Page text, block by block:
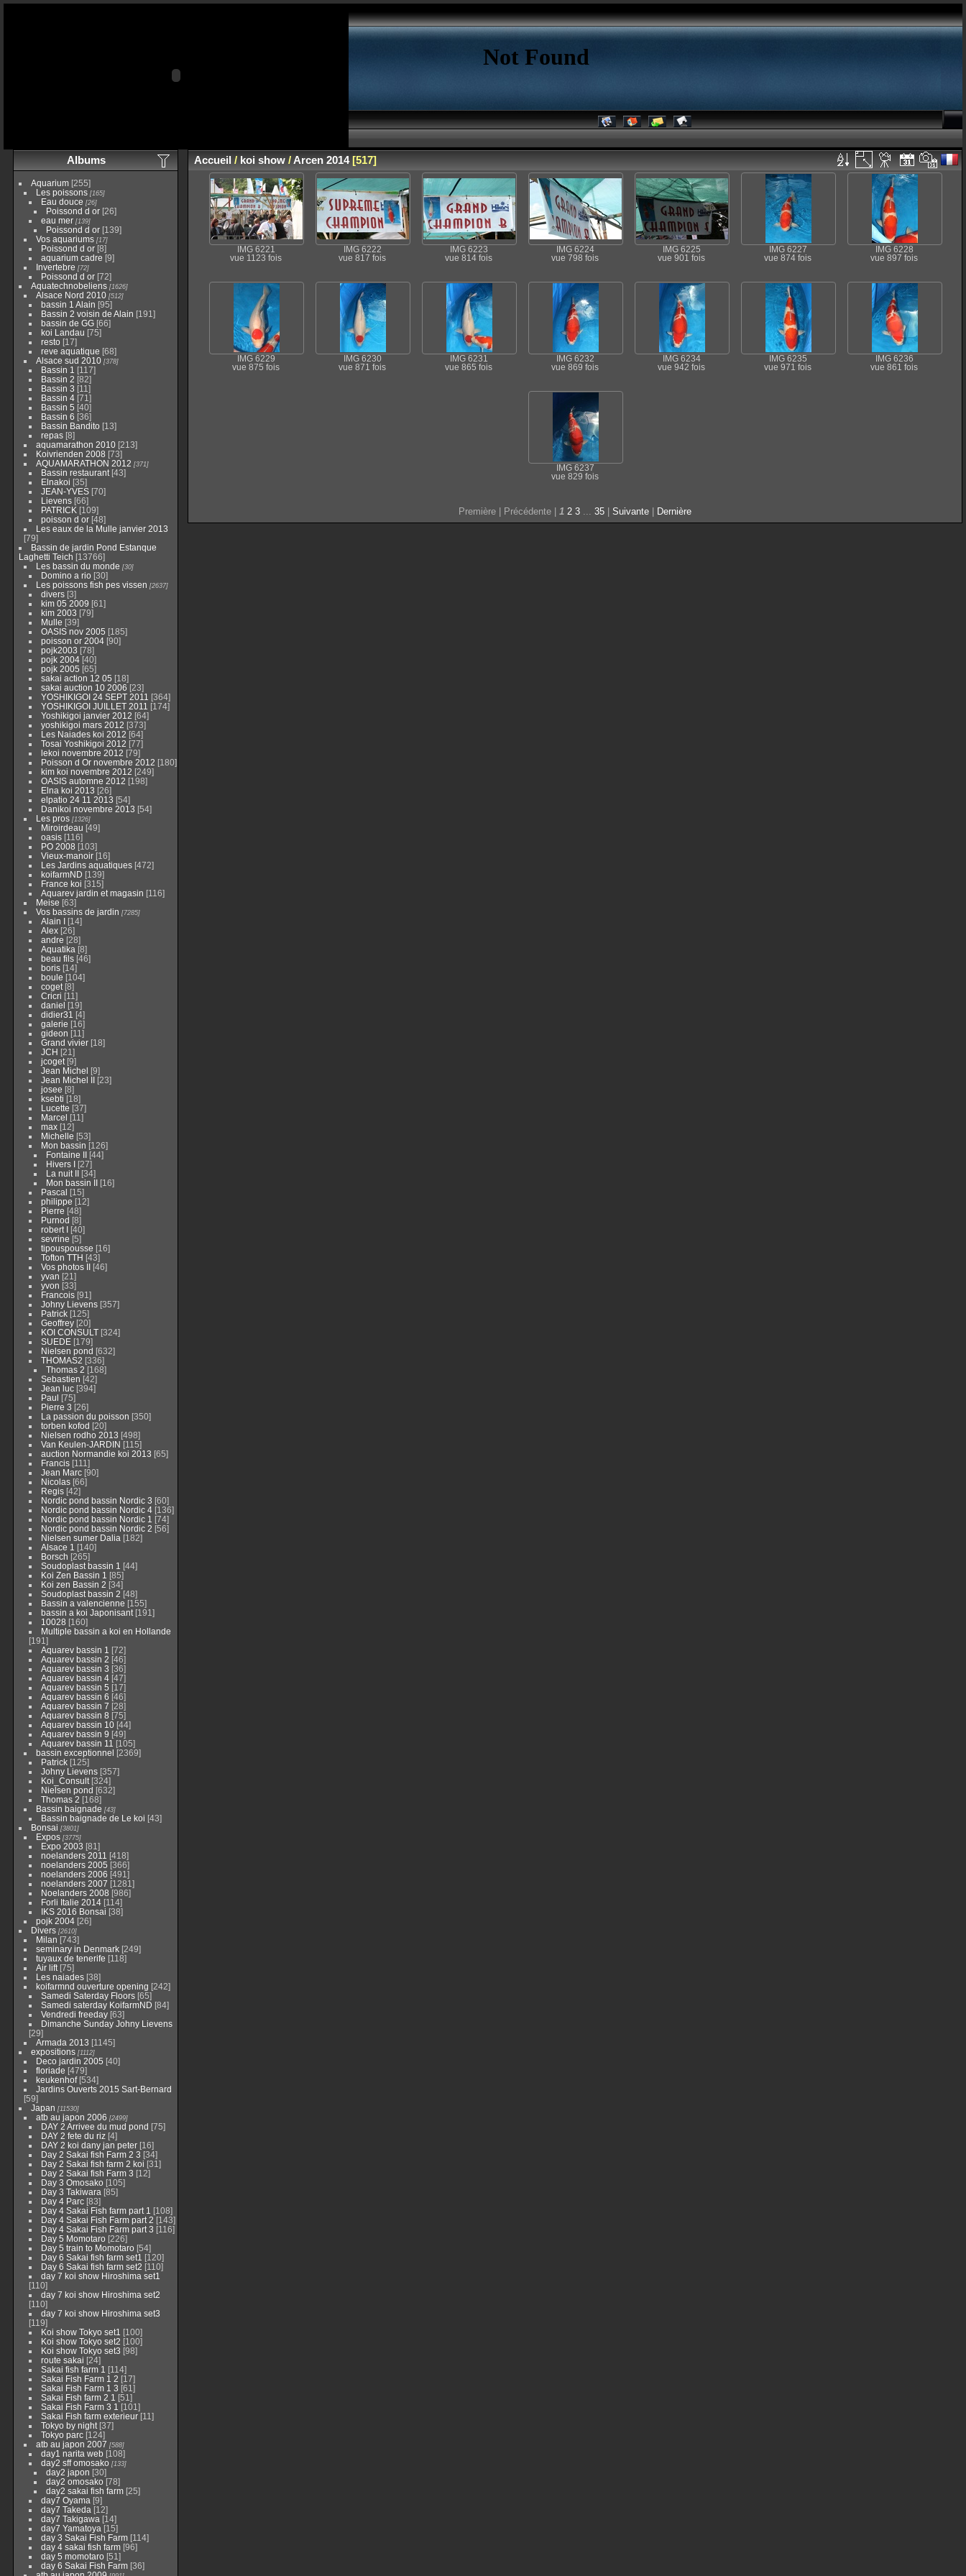
Albums
Aquarium [255]
Les poissons [165]
Eau douce [26]
Poissond d or [26]
eau mer [139]
Poissond d or [139]
Vos aquariums [17]
Poissond d or [8]
aquarium cadre [9]
Invertebre [72]
Poissond d or [72]
Aquatechnobeliens [1626]
Alsace Nord 2010 [512]
bassin 1 Alain [95]
Bassin 2 voisin de Alain [191]
bassin de GG [66]
koi Landau [75]
resto [17]
reve aquatique [68]
Alsace sud 2010 [378]
Bassin 1 [117]
Bassin 2 [82]
Bassin 3 [11]
Bassin 4 [71]
Bassin 5 [40]
Bassin 6 [36]
Bassin Bandito [13]
repas [8]
aquamarathon 2010 [213]
Koivrienden 2008 [73]
AQUAMARATHON 2012 [371]
Bassin restaurant [43]
Elnakoi [35]
JEAN-YVES [70]
Lievens [66]
PATRICK [109]
poisson d or [48]
Les eaux de la Mulle janvier 2013
[79]
Bassin de jardin Pond Estanque
Laghetti Teich [13766]
Les bassin du monde [30]
Domino a rio [30]
Les poissons fish pes vissen [2637]
divers [3]
kim 05 2009 [61]
kim 2003 [79]
Mulle [39]
OASIS nov 2005 [185]
poisson or 2004 [90]
pojk2003 [78]
pojk 2004 [40]
pojk 2005 [65]
sakai action 12 05 [18]
sakai auction 10 2006 [23]
YOSHIKIGOI 24 SEPT 2011 [364]
YOSHIKIGOI JUILLET 2011 [174]
Yoshikigoi janvier 2012 [64]
yoshikigoi mars 2012 [373]
Les Naiades koi 2012 [64]
Tosai Yoshikigoi 2012 [77]
lekoi novembre 2012 [79]
Poisson d Or novembre 2012 [180]
kim koi novembre 2012 [249]
OASIS automne 2012 [198]
Elna koi 2013 [26]
elpatio 24 11 2013 [54]
Danikoi novembre 2013 [54]
Les pros [1326]
Miroirdeau [49]
oasis [116]
PO 2008 [103]
Vieux-manoir [16]
Les Jardins aquatiques [472]
koifarmND [139]
France koi [315]
Aquarev jardin et magasin [116]
Meise [63]
Vos bassins de jardin [7285]
Alain I [14]
Alex [26]
andre [28]
Aquatika [8]
beau fils [46]
boris [14]
boule [104]
coget [8]
Cricri [11]
daniel [19]
didier31 [4]
galerie [16]
gideon [11]
Grand vivier [18]
JCH [21]
jcoget [9]
Jean Michel [9]
Jean Michel II [23]
josee [8]
ksebti [18]
Lucette [37]
Marcel [11]
max [12]
Michelle [53]
Mon bassin [126]
Fontaine II [44]
Hivers I [27]
La nuit II [34]
Mon bassin II [16]
Pascal [15]
philippe [12]
Pierre [48]
Purnod [8]
robert I [40]
sevrine [5]
tipouspousse [16]
Tofton TTH [43]
Vos photos II [46]
yvan [21]
yvon [33]
Francois [91]
Johny Lievens [357]
Patrick [125]
Geoffrey [20]
KOI CONSULT [324]
SUEDE [179]
Nielsen pond [632]
THOMAS2 [336]
Thomas 2 [168]
Sebastien [42]
Jean luc [394]
Paul [75]
Pierre 3 [26]
La passion du poisson [350]
torben kofod [20]
Nielsen rodho 2013 [498]
Van Keulen-JARDIN [115]
auction Normandie koi 2013 [65]
Francis [111]
Jean Marc [90]
Nicolas [66]
Regis [42]
Nordic pond bassin Nordic 3 [60]
Nordic pond bassin Nordic 4 [136]
Nordic pond bassin Nordic 1 [74]
Nordic pond bassin Nordic 2 [56]
Nielsen sumer Dalia [182]
Alsace 1 [140]
Borsch [265]
Soudoplast bassin 1 [44]
Koi Zen Bassin 1 [85]
Koi zen Bassin 2 [34]
Soudoplast bassin 2 [48]
Bassin a valencienne [155]
bassin a koi Japonisant [191]
10028 [160]
Multiple bassin a koi en Hollande
[191]
Aquarev bassin 1 [72]
Aquarev bassin 2 [46]
Aquarev bassin 3 [36]
Aquarev bassin 4 [47]
Aquarev bassin 5 [17]
Aquarev bassin 6 [46]
Aquarev bassin 7 [28]
Aquarev bassin 8 [75]
Aquarev bassin 10 [44]
Aquarev bassin 9 [49]
Aquarev bassin 11 [105]
bassin exceptionnel [2369]
Patrick [125]
Johny Lievens [357]
Koi_Consult [324]
Nielsen pond [632]
Thomas 2 [168]
Bassin baignade [43]
Bassin baignade de Le koi [43]
Bonsai [3801]
Expos [3775]
Expo 2003 [81]
noelanders 2011 [418]
noelanders 2005 [366]
noelanders 2006 [491]
noelanders 2007 [1281]
Noelanders 2008 [986]
Forli Italie 2014 [114]
IKS 2016 Bonsai [38]
pojk 2004 [26]
Divers [2610]
Milan [743]
seminary in Denmark [249]
tuyaux de tenerife [118]
Air lift [75]
Les naiades [38]
koifarmnd ouverture opening [242]
Samedi Saterday Floors [65]
Samedi saterday KoifarmND [84]
Vendredi freeday [63]
Dimanche Sunday Johny Lievens
[29]
Armada 2013 [1145]
expositions [1112]
Deco jardin 2005 [40]
floriade [479]
keukenhof [534]
Jardins Ouverts 2015 Sart-Bernard
[59]
Japan [11530]
atb au japon 2006 [2499]
DAY 2 Arrivee du mud pond [75]
DAY 2 fete du riz [4]
DAY 2 koi dany jan peter [16]
Day 2 Sakai fish Farm 2 3 [34]
Day 2 Sakai fish farm 2 koi [31]
Day 2 Sakai fish Farm 3 [12]
Day 3 Omosako [105]
Day 3 Takiwara [85]
Day 4 Parc [83]
Day 4 Sakai Fish farm part 1 [108]
Day 4 Sakai Fish Farm part 2 [143]
Day 4 Sakai Fish Farm part 3 [116]
Day 5 Momotaro [226]
Day 5 train to Momotaro [54]
Day 6 Sakai fish farm set1 [120]
Day 6 Sakai fish farm set2 [110]
day 7 koi show Hiroshima set1
[110]
day 7 koi show Hiroshima set2
[110]
day 7 koi show Hiroshima set3
[119]
Koi show Tokyo set1 [100]
Koi show Tokyo set2 [100]
Koi show Tokyo set3 [98]
route sakai [24]
Sakai fish farm 1 [114]
Sakai Fish Farm 1 2 [17]
Sakai Fish Farm 1 3 [61]
Sakai Fish farm 2 1 [51]
Sakai Fish Farm 3 1 [101]
Sakai Fish farm exterieur [11]
Tokyo by night [37]
Tokyo parc [124]
atb au japon 2007 [588]
day1 narita web [108]
day2 sff omosako [133]
day2 japon [30]
day2 omosako [78]
day2 sakai fish farm [25]
day7 Oyama [9]
day7 Takeda [12]
day7 Takigawa [14]
day7 Yamatoya [15]
day 3 Sakai Fish Farm [114]
day 4 sakai fish farm [96]
day 5 momotaro [51]
day 6 Sakai Fish Farm [36]
Accueil/ koi show/Arcen 2014[517]
IMG 6221
vue 1123 fois
IMG 6222
vue 817 fois
IMG 6223
vue 814 fois
IMG 6224
vue 798 fois
IMG 6225
vue 901 fois
IMG 6227
vue 874 fois
IMG 6228
vue 897 fois
IMG 6229
vue 875 fois
IMG 6230
vue 871 fois
IMG 6231
vue 865 fois
IMG 6232
vue 869 fois
IMG 6234
vue 942 fois
IMG 6235
vue 971 fois
IMG 6236
vue 861 fois
IMG 6237
vue 829 fois
Première | Précédente | 1 2 3 ... 35 Suivante Dernière